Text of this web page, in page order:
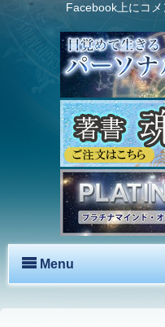
Facebook上にコメ
Menu